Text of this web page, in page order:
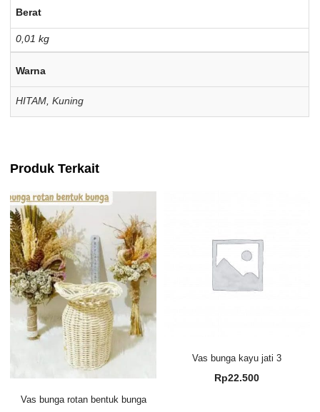
Berat
0,01 kg
Warna
HITAM ,Kuning
Produk Terkait
Vas bunga rotan bentuk bunga
Vas bunga kayu jati 3
Rp22.500